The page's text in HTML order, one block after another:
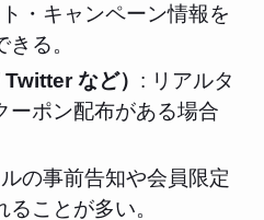
・キャンペーン情報を
る。
など） : リアルタ
ーポン配布がある場合
の事前告知や会員限定
ことが多い。